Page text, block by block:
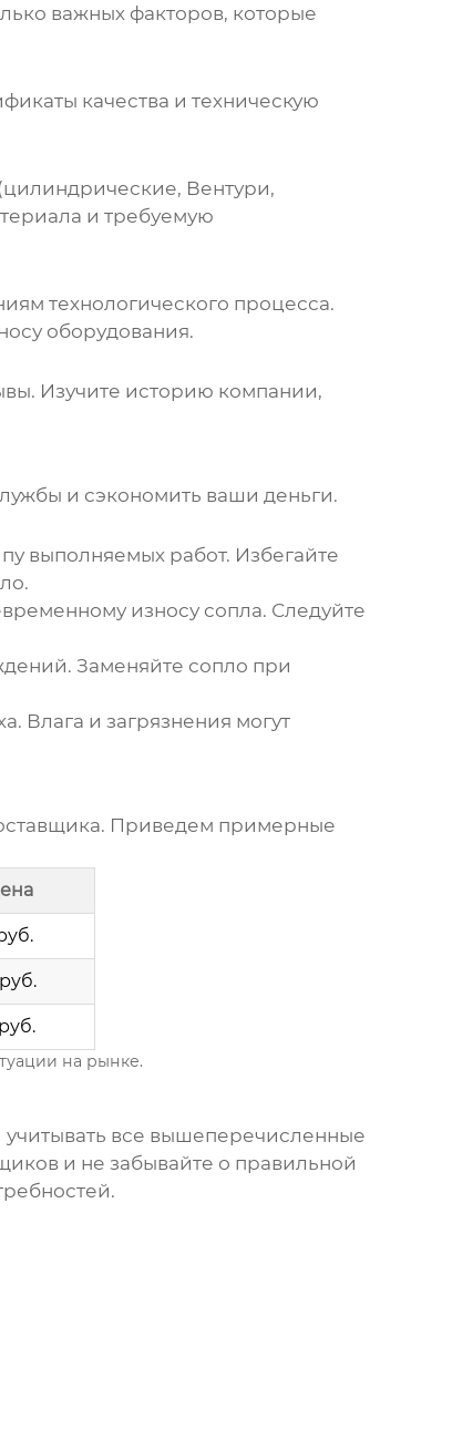
важных факторов, которые
качества и техническую
Вентури,
и требуемую
технологического процесса.
оборудования.
Изучите историю компании,
и сэкономить ваши деньги.
выполняемых работ. Избегайте
износу сопла. Следуйте
Заменяйте сопло при
Влага и загрязнения могут
Приведем примерные
на рынке.
учитывать все вышеперечисленные
и не забывайте о правильной